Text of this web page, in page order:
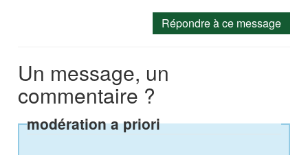
Répondre à ce message
Un message, un
commentaire ?
modération a priori